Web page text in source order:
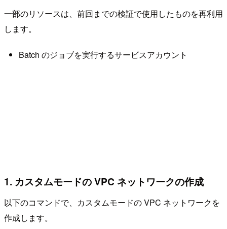
一部のリソースは、前回までの検証で使用したものを再利用
します。
Batch のジョブを実行するサービスアカウント
1. カスタムモードの VPC ネットワークの作成
以下のコマンドで、カスタムモードの VPC ネットワークを
作成します。